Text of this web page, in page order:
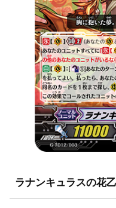
ラナンキュラスの花